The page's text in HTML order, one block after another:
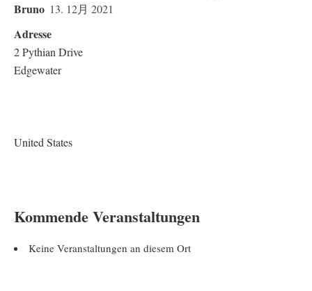
Bruno 13. 12月 2021
Adresse
2 Pythian Drive
Edgewater
United States
Kommende Veranstaltungen
Keine Veranstaltungen an diesem Ort